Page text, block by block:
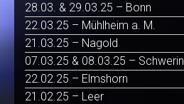
28.03. & 29.03.25 – Bonn
22.03.25 – Mühlheim a. M.
21.03.25 – Nagold
07.03.25 & 08.03.25 – Schwerin
22.02.25 – Elmshorn
21.02.25 – Leer